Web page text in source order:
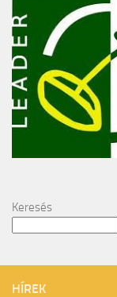
Keresés
HÍREK